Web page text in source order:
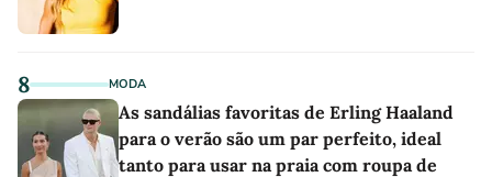
8 MODA
As sandálias favoritas de Erling Haaland
para o verão são um par perfeito, ideal
tanto para usar na praia com roupa de